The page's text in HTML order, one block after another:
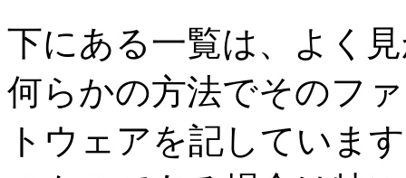
下にある一覧は、よく
何らかの方法でそのフ
トウェアを記していま